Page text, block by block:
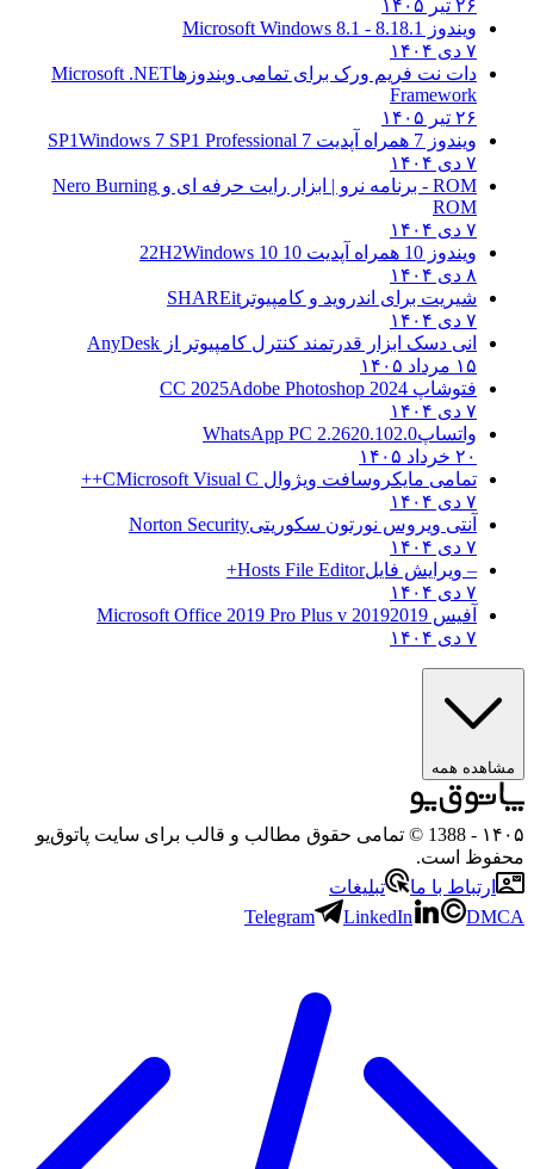
۲۶ تیر ۱۴۰۵
ویندوز 8.1
8.1 - Microsoft Windows 8.1
۷ دی ۱۴۰۴
دات نت فریم ورک برای تمامی ویندوزهاMicrosoft .NET
Framework
۲۶ تیر ۱۴۰۵
ویندوز 7 همراه آپدیت 7 SP1
Windows 7 SP1 Professional
۷ دی ۱۴۰۴
ROM - برنامه نرو | ابزار رایت حرفه ای و
Nero Burning
ROM
۷ دی ۱۴۰۴
ویندوز 10 همراه آپدیت 10 22H2
Windows 10
۸ دی ۱۴۰۴
شیریت برای اندروید و کامپیوتر SHAREit
۷ دی ۱۴۰۴
انی دسک ابزار قدرتمند کنترل کامپیوتر از AnyDesk
۱۵ مرداد ۱۴۰۵
فتوشاپ CC 2025 Adobe Photoshop 2024
۷ دی ۱۴۰۴
واتساپWhatsApp PC 2.2620.102.0
۲۰ خرداد ۱۴۰۵
تمامی مایکروسافت ویژوال C Microsoft Visual C++
۷ دی ۱۴۰۴
آنتی ویروس نورتون سکوریتیNorton Security
۷ دی ۱۴۰۴
– ویرایش فایلHosts File Editor+
۷ دی ۱۴۰۴
آفیس 2019 2019 Microsoft Office 2019 Pro Plus v
۷ دی ۱۴۰۴
مشاهده همه
۱۴۰۵
- 1388 © تمامی حقوق مطالب و قالب برای سایت پاتوق‌یو
محفوظ است.
ارتباط با ما
تبلیغات
Telegram
LinkedIn DMCA